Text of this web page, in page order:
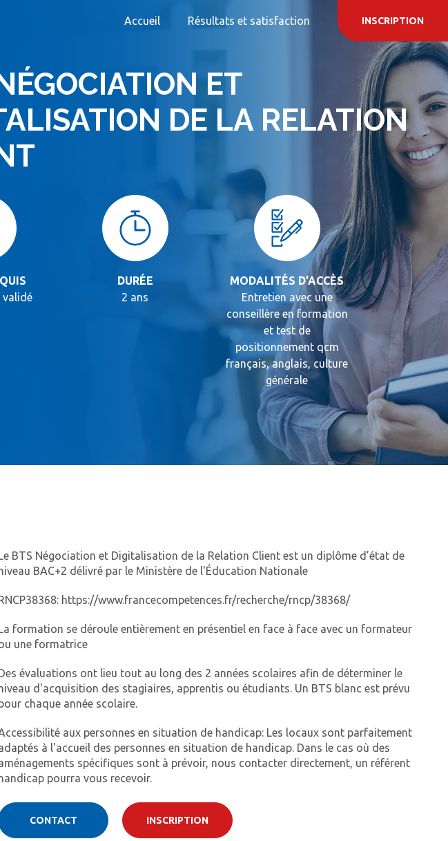
Accueil Résultats et satisfaction INSCRIPTION
ET
DE LA RELATION
validé
DURÉE
2 ans
MODALITÉS D'ACCÈS
Entretien avec une
conseillère en formation
et test de
positionnement qcm
français, anglais, culture
générale
BTS Négociation et Digitalisation de la Relation Client est un diplôme d’état de
BAC+2 délivré par le Ministère de l'Éducation Nationale
https://www.francecompetences.fr/recherche/rncp/38368/
formation se déroule entièrement en présentiel en face à face avec un formateur
une formatrice
évaluations ont lieu tout au long des 2 années scolaires afin de déterminer le
d'acquisition des stagiaires, apprentis ou étudiants. Un BTS blanc est prévu
chaque année scolaire.
aux personnes en situation de handicap: Les locaux sont parfaitement
à l'accueil des personnes en situation de handicap. Dans le cas où des
spécifiques sont à prévoir, nous contacter directement, un référent
handicap pourra vous recevoir.
CONTACT INSCRIPTION